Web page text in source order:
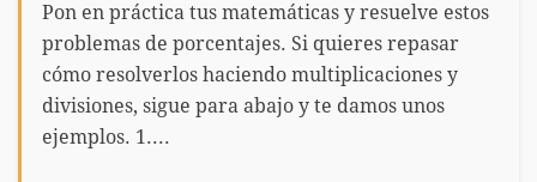
Pon en práctica tus matemáticas y resuelve estos
problemas de porcentajes. Si quieres repasar
cómo resolverlos haciendo multiplicaciones y
divisiones, sigue para abajo y te damos unos
ejemplos. 1....